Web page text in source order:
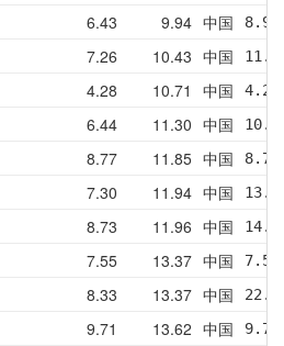
6.43 9.94 中国
7.26 10.43 中国
4.28 10.71 中国
6.44 11.30 中国
8.77 11.85 中国
7.30 11.94 中国
8.73 11.96 中国
7.55 13.37 中国
8.33 13.37 中国
9.71 13.62 中国